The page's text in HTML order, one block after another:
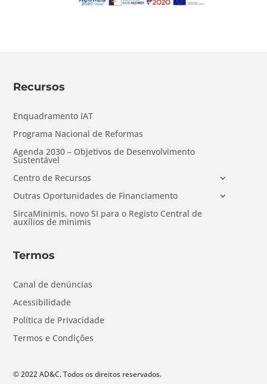
Recursos
Enquadramento IAT
Programa Nacional de Reformas
Agenda 2030 – Objetivos de Desenvolvimento
Sustentável
Centro de Recursos
Outras Oportunidades de Financiamento
SircaMinimis, novo SI para o Registo Central de
auxílios de minimis
Termos
Canal de denúncias
Acessibilidade
Política de Privacidade
Termos e Condições
© 2022 AD&C. Todos os direitos reservados.